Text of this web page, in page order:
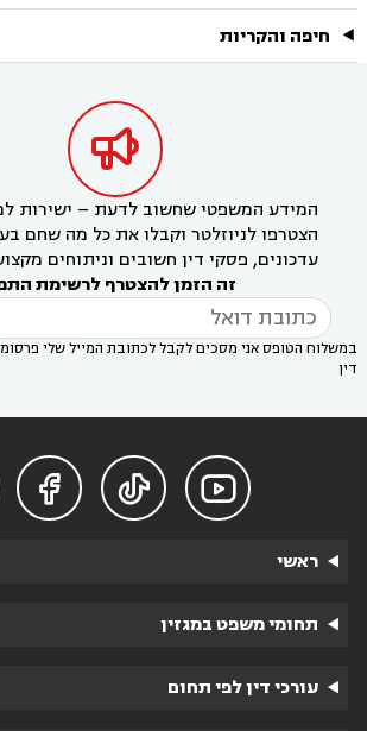
חיפה והקריות

המידע המשפטי שחשוב לדעת – ישירות
הצטרפו לניוזלטר וקבלו את כל מה שחם
עדכונים, פסקי דין חשובים וניתוחים
זה הזמן להצטרף לרשימת
במשלוח הטופס אני מסכים לקבל לכתובת המייל שלי
דין



ראשי
תחומי משפט במגזין
עורכי דין לפי תחום